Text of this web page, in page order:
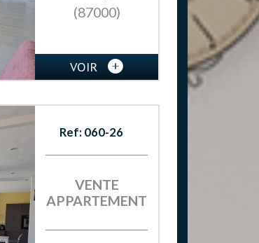
(87000)
VOIR
Ref: 060-26
VENTE
APPARTEMENT